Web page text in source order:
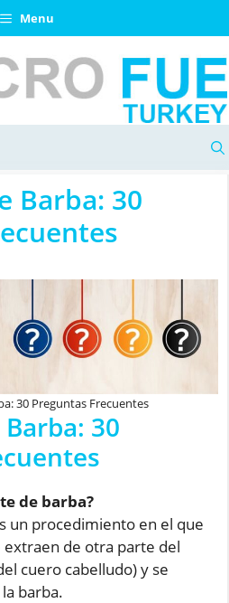
Menu
Barba: 30
30 Preguntas Frecuentes
30
de barba?
un procedimiento en el que
extraen de otra parte del
cuero cabelludo) y se
barba.